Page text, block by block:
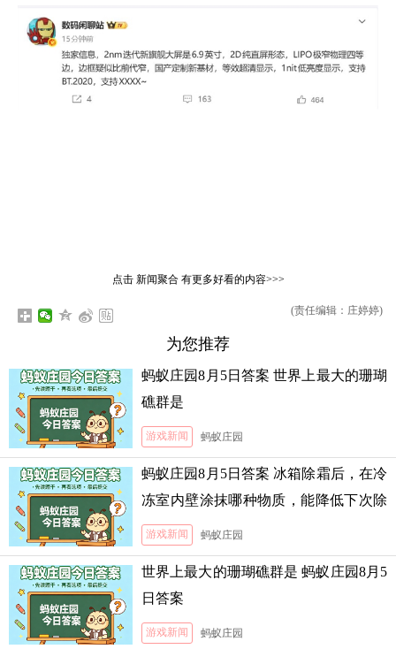
点击 新闻聚合有更多好看的内容>>>
(责任编辑：庄婷婷)
为您推荐
蚂蚁庄园8月5日答案 世界上最大的珊瑚
礁群是
游戏新闻 蚂蚁庄园
蚂蚁庄园8月5日答案 冰箱除霜后，在冷
冻室内壁涂抹哪种物质，能降低下次除
霜的难度
游戏新闻 蚂蚁庄园
世界上最大的珊瑚礁群是 蚂蚁庄园8月5
日答案
游戏新闻 蚂蚁庄园